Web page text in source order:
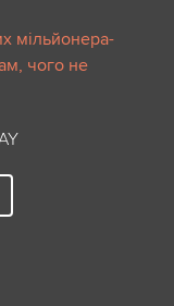
мільйонера-
чого не